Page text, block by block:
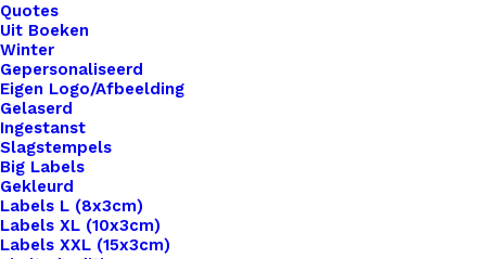
Quotes
Uit Boeken
Winter
Gepersonaliseerd
Eigen Logo/Afbeelding
Gelaserd
Ingestanst
Slagstempels
Big Labels
Gekleurd
Labels L (8x3cm)
Labels XL (10x3cm)
Labels XXL (15x3cm)
Home Haken & Breien